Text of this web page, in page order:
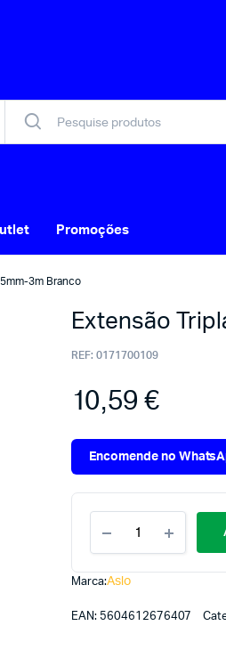
Promoções
3m Branco
Extensão
REF: 0171700109
10,59€
Encomende no
Marca:Aslo
EAN: 5604612676407